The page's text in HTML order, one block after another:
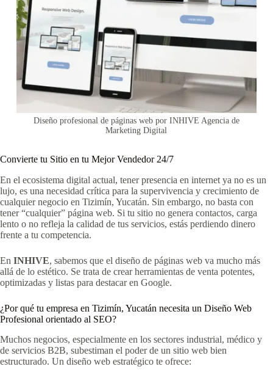
Diseño profesional de páginas web por INHIVE Agencia de
Marketing Digital
Convierte tu Sitio en tu Mejor Vendedor 24/7
En el ecosistema digital actual, tener presencia en internet ya no es un
lujo, es una necesidad crítica para la supervivencia y crecimiento de
cualquier negocio en Tizimín, Yucatán. Sin embargo, no basta con
tener “cualquier” página web. Si tu sitio no genera contactos, carga
lento o no refleja la calidad de tus servicios, estás perdiendo dinero
frente a tu competencia.
En INHIVE, sabemos que el diseño de páginas web va mucho más
allá de lo estético. Se trata de crear herramientas de venta potentes,
optimizadas y listas para destacar en Google.
¿Por qué tu empresa en Tizimín, Yucatán necesita un Diseño Web
Profesional orientado al SEO?
Muchos negocios, especialmente en los sectores industrial, médico y
de servicios B2B, subestiman el poder de un sitio web bien
estructurado. Un diseño web estratégico te ofrece: